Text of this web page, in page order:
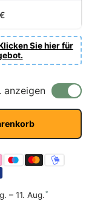
Sie hier für
anzeigen
– 11. Aug.*